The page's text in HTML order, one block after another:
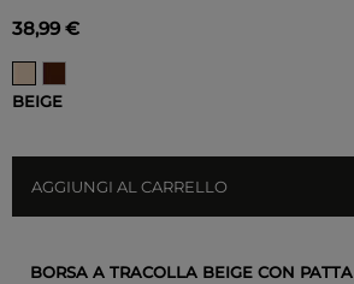
38,99 €
BEIGE
AGGIUNGI AL CARRELLO
BORSA A TRACOLLA BEIGE CON PATTA